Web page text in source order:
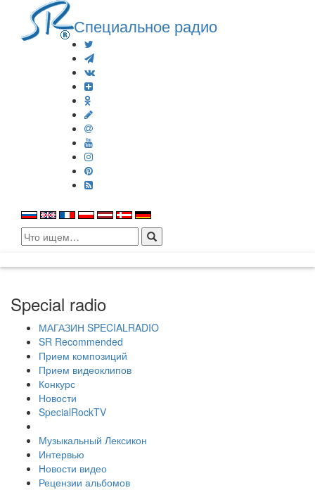
Специальное радио
Search
for:
Special radio
МАГАЗИН SPECIALRADIO
SR Recommended
Прием композиций
Прием видеоклипов
Конкурс
Новости
SpecialRockTV
Музыкальный Лексикон
Интервью
Новости видео
Рецензии альбомов